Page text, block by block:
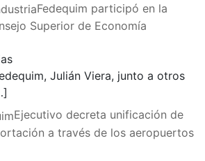
Fedequim participó en la
Superior de Economía
Julián Viera, junto a otros
Ejecutivo decreta unificación de
a través de los aeropuertos